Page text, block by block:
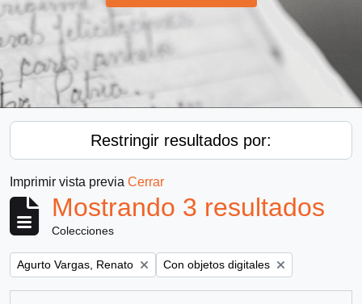
Restringir resultados por:
Imprimir vista previa Cerrar
Mostrando 3 resultados
Colecciones
Remove filter:
Agurto Vargas, Renato Remove filter:
Con objetos digitales